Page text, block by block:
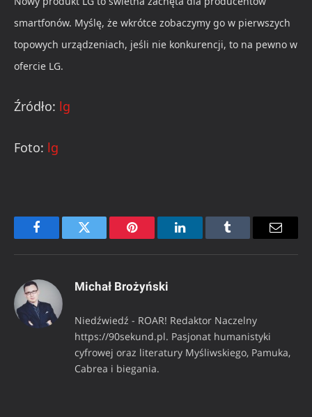
smartfonów. Myślę, że wkrótce zobaczymy go w pierwszych
topowych urządzeniach, jeśli nie konkurencji, to na pewno w
ofercie LG.
Źródło: lg
Foto: lg
FacebookTwitter Pinterest LinkedInTumblr Email
Michał Brożyński
Niedźwiedź - ROAR! Redaktor Naczelny
https://90sekund.pl. Pasjonat humanistyki
cyfrowej oraz literatury Myśliwskiego, Pamuka,
Cabrea i biegania.